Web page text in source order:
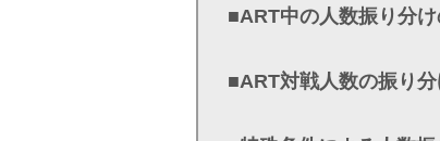
■ART中の人数振り分
■ART対戦人数の振り